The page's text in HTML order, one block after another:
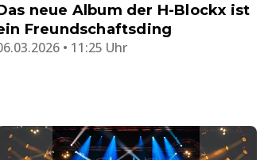
neue Album der H-Blockx ist
Freundschaftsding
• 11:25 Uhr